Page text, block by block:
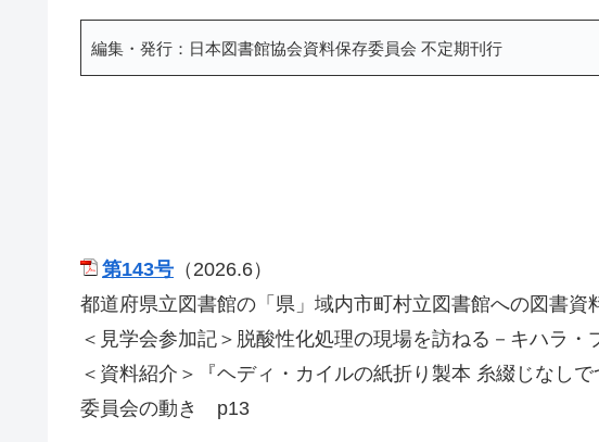
編集・発行：日本図書館協会資料保存委員会 不定期刊行
第143号 （2026.6）
都道府県立図書館の「県」域内市町村立図書館への図書
＜見学会参加記＞脱酸性化処理の現場を訪ねる－キハラ
＜資料紹介＞『ヘディ・カイルの紙折り製本 糸綴じなし
委員会の動き p13